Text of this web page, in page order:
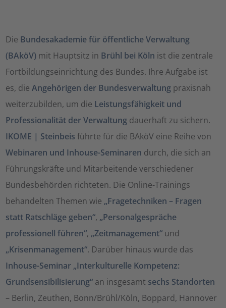
Die Bundesakademie für öffentliche Verwaltung
(BAköV) mit Hauptsitz in Brühl bei Köln ist die zentrale
Fortbildungseinrichtung des Bundes. Ihre Aufgabe ist
es, dieAngehörigen der Bundesverwaltung praxisnah
weiterzubilden, um die Leistungsfähigkeit und
Professionalität der Verwaltung dauerhaft zu sichern.
IKOME | Steinbeis führte für die BAköV eine Reihe von
Webinaren und Inhouse-Seminaren durch, die sich an
Führungskräfte und Mitarbeitende verschiedener
Bundesbehörden richteten. Die Online-Trainings
behandelten Themen wie „Fragetechniken – Fragen
statt Ratschläge geben“, „Personalgespräche
professionell führen“, „Zeitmanagement“ und
„Krisenmanagement“. Darüber hinaus wurde das
Inhouse-Seminar „Interkulturelle Kompetenz:
Grundsensibilisierung“ an insgesamt sechs Standorten
– Berlin, Zeuthen, Bonn/Brühl/Köln, Boppard, Hannover